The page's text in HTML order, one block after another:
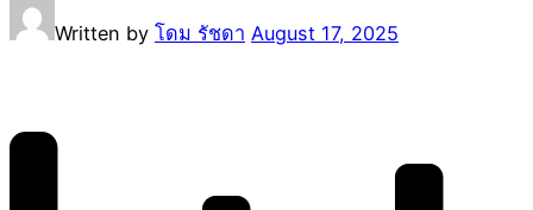
Written by โดม รัชดา August 17, 2025